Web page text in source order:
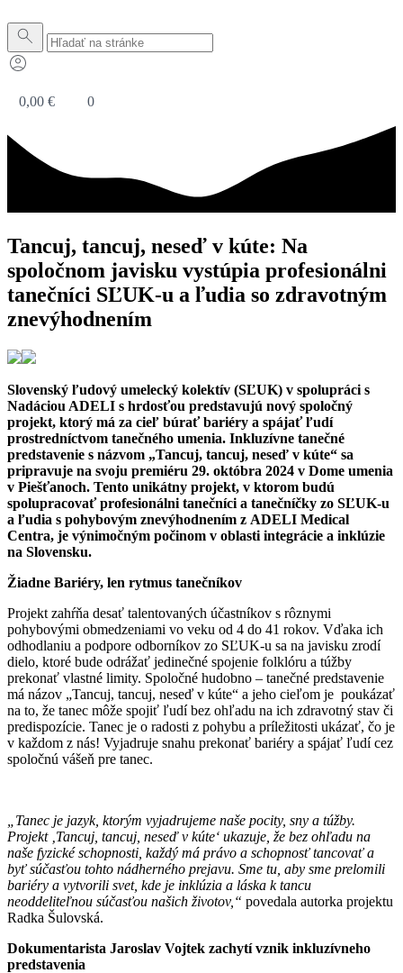
0,00 € 0
Tancuj, tancuj, neseď v kúte: Na
spoločnom javisku vystúpia profesionálni
tanečníci SĽUK-u a ľudia so zdravotným
znevýhodnením
Slovenský ľudový umelecký kolektív (SĽUK) v spolupráci s
Nadáciou ADELI s hrdosťou predstavujú nový spoločný
projekt, ktorý má za cieľ búrať bariéry a spájať ľudí
prostredníctvom tanečného umenia. Inkluzívne tanečné
predstavenie s názvom „Tancuj, tancuj, neseď v kúte“ sa
pripravuje na svoju premiéru 29. októbra 2024 v Dome umenia
v Piešťanoch. Tento unikátny projekt, v ktorom budú
spolupracovať profesionálni tanečníci a tanečníčky zo SĽUK-u
a ľudia s pohybovým znevýhodnením z ADELI Medical
Centra, je výnimočným počinom v oblasti integrácie a inklúzie
na Slovensku.
Žiadne Bariéry, len rytmus tanečníkov
Projekt zahŕňa desať talentovaných účastníkov s rôznymi
pohybovými obmedzeniami vo veku od 4 do 41 rokov. Vďaka ich
odhodlaniu a podpore odborníkov zo SĽUK-u sa na javisku zrodí
dielo, ktoré bude odrážať jedinečné spojenie folklóru a túžby
prekonať vlastné limity. Spoločné hudobno – tanečné predstavenie
má názov „Tancuj, tancuj, neseď v kúte“ a jeho cieľom je poukázať
na to, že tanec môže spojiť ľudí bez ohľadu na ich zdravotný stav či
predispozície. Tanec je o radosti z pohybu a príležitosti ukázať, čo je
v každom z nás! Vyjadruje snahu prekonať bariéry a spájať ľudí cez
spoločnú vášeň pre tanec.
„Tanec je jazyk, ktorým vyjadrujeme naše pocity, sny a túžby.
Projekt ‚Tancuj, tancuj, neseď v kúte‘ ukazuje, že bez ohľadu na
naše fyzické schopnosti, každý má právo a schopnosť tancovať a
byť súčasťou tohto nádherného prejavu. Sme tu, aby sme prelomili
bariéry a vytvorili svet, kde je inklúzia a láska k tancu
neoddeliteľnou súčasťou našich životov,“ povedala autorka projektu
Radka Šulovská.
Dokumentarista Jaroslav Vojtek zachytí vznik inkluzívneho
predstavenia